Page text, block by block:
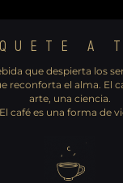
A
que despierta los
reconforta el ​alma. El
arte, una ciencia.
El café es una forma de